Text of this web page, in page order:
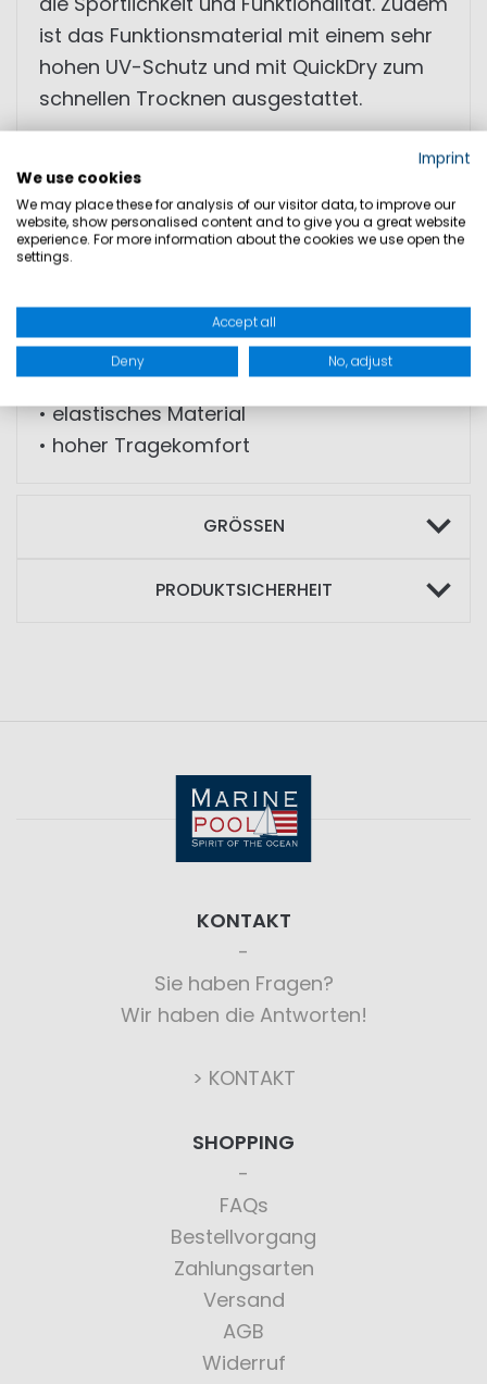
ist das Funktionsmaterial mit einem sehr
hohen UV-Schutz und mit QuickDry zum
schnellen Trocknen ausgestattet.
• sportliches Design
• Damen-Passform
• UV-Schutz
• Marinepool Branding auf dem Rücken
• hoher Kragen gegen Sonnenstrahlung
• elastisches Material
• hoher Tragekomfort
GRÖSSEN
PRODUKTSICHERHEIT
KONTAKT
Sie haben Fragen?
Wir haben die Antworten!
> KONTAKT
SHOPPING
FAQs
Bestellvorgang
Zahlungsarten
Versand
AGB
Widerruf
Imprint
We use cookies
We may place these for analysis of our visitor data, to improve our
website, show personalised content and to give you a great website
experience. For more information about the cookies we use open the
settings.
Accept all
Deny No, adjust